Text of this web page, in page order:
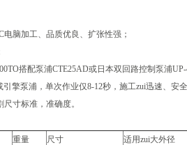
脑加工、品质优良、扩张性强；
搭配泵浦CTE25AD或日本双回路控制泵浦UP-
擎泵浦，单次作业仅8-12秒，施工zui迅速、安全
寸标准，准确度。
重量 尺寸 适用zui大外径